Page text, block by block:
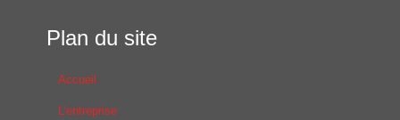
Plan du site
Accueil
L’entreprise